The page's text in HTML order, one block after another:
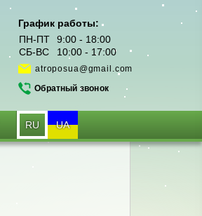
График работы:
ПН-ПТ
9:00 - 18:00
СБ-ВС
10:00 - 17:00
atroposua@gmail.com
Обратный звонок
RU UA